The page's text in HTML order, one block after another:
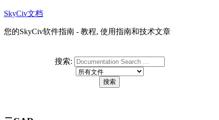
SkyCiv文档
您的SkyCiv软件指南 - 教程, 使用指南和技术文章
搜索: